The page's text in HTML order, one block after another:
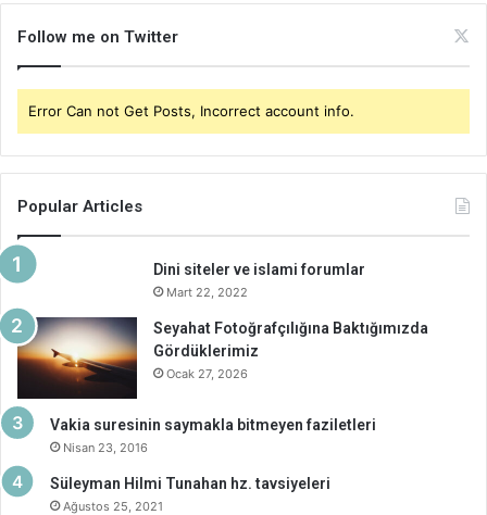
Follow me on Twitter
Error Can not Get Posts, Incorrect account info.
Popular Articles
Dini siteler ve islami forumlar
Mart 22, 2022
Seyahat Fotoğrafçılığına Baktığımızda
Gördüklerimiz
Ocak 27, 2026
Vakia suresinin saymakla bitmeyen faziletleri
Nisan 23, 2016
Süleyman Hilmi Tunahan hz. tavsiyeleri
Ağustos 25, 2021